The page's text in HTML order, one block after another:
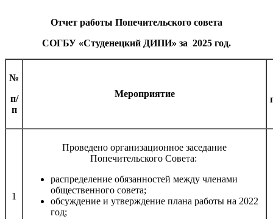
Отчет работы Попечительского совета
СОГБУ «Студенецкий ДИПИ» за 2025 год.
№
п/
п
Мероприятие
1
Проведено организационное заседание
Попечительского Совета:
распределение обязанностей между членами
общественного совета;
обсуждение и утверждение плана работы на 2022
год;